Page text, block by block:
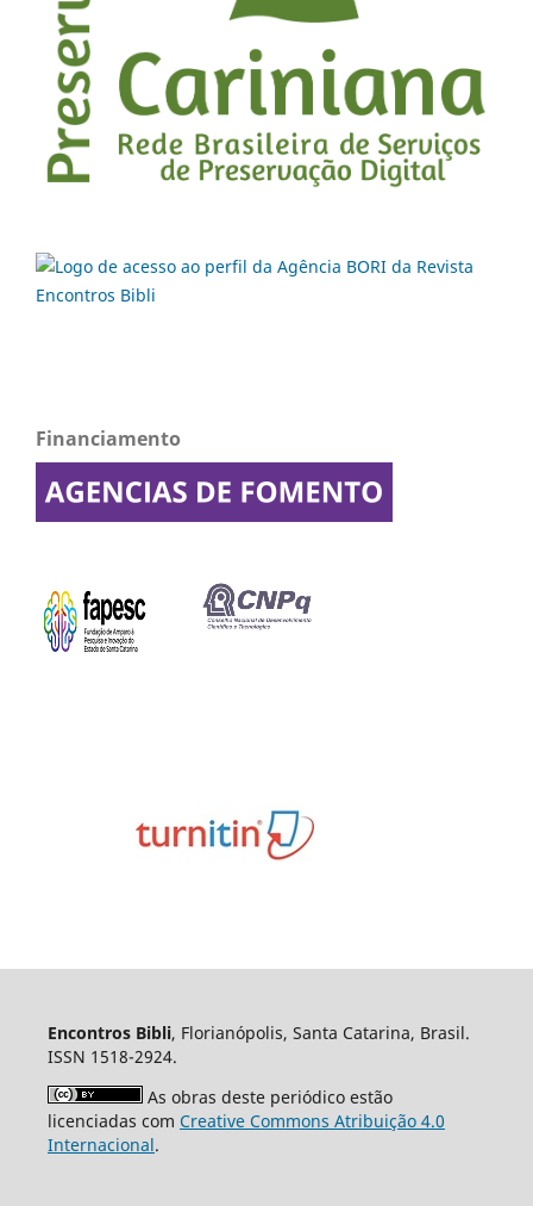
Financiamento
Encontros Bibli, Florianópolis, Santa Catarina, Brasil.
ISSN 1518-2924.
As obras deste periódico estão
licenciadas com Creative Commons Atribuição 4.0
Internacional.